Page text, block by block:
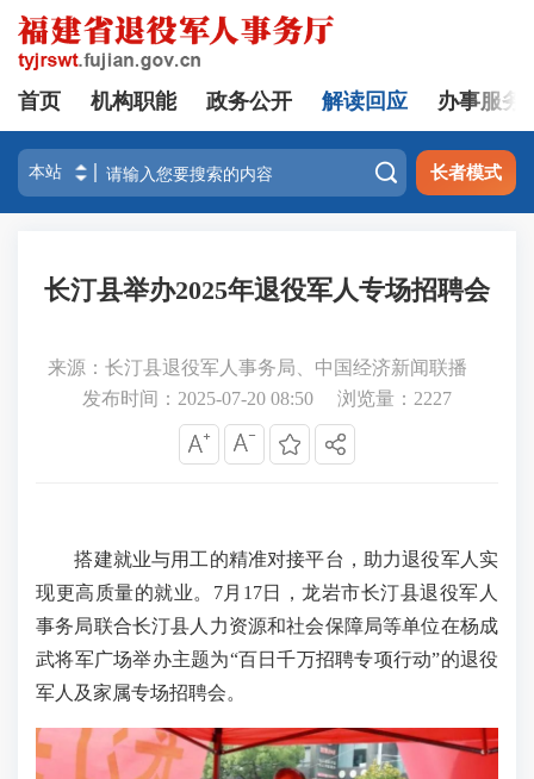
首页 机构职能 政务公开 解读回应 办事服务
 长者模式
长汀县举办2025年退役军人专场招聘会
来源：长汀县退役军人事务局、中国经济新闻联播
发布时间：2025-07-20 08:50
浏览量： 2227
搭建就业与用工的精准对接平台，助力退役军人实
现更高质量的就业。7月17日，龙岩市长汀县退役军人
事务局联合长汀县人力资源和社会保障局等单位在杨成
武将军广场举办主题为“百日千万招聘专项行动”的退役
军人及家属专场招聘会。